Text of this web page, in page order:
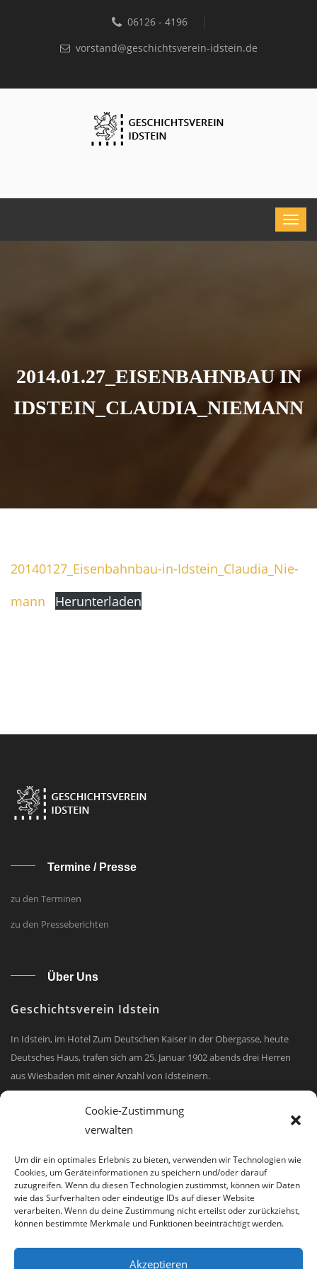
Cookie-Zustimmung
verwalten
Um dir ein optimales Erlebnis zu bieten, verwenden wir Technologien wie
Cookies, um Geräteinformationen zu speichern und/oder darauf
zuzugreifen. Wenn du diesen Technologien zustimmst, können wir Daten
wie das Surfverhalten oder eindeutige IDs auf dieser Website
verarbeiten. Wenn du deine Zustimmung nicht erteilst oder zurückziehst,
können bestimmte Merkmale und Funktionen beeinträchtigt werden.
Akzeptieren
06126 - 4196
vorstand@geschichtsverein-idstein.de
2014.01.27_EISENBAHNBAU IN
IDSTEIN_CLAUDIA_NIEMANN
20140127_Ei­sen­bahn­bau-in-Idstein_Clau­dia_­Nie­
mann
Her­un­ter­la­den
Ter­mi­ne / Pres­se
zu den Terminen
zu den Presseberichten
Über Uns
Geschichtsverein Idstein
In Idstein, im Hotel Zum Deutschen Kaiser in der Obergasse, heute
Deutsches Haus, trafen sich am 25. Januar 1902 abends drei Herren
aus Wiesbaden mit einer Anzahl von Idsteinern.
mehr erfahren
Kon­takt:
Geschichtsverein Idstein
Graf von Stauffenberg-Str 4